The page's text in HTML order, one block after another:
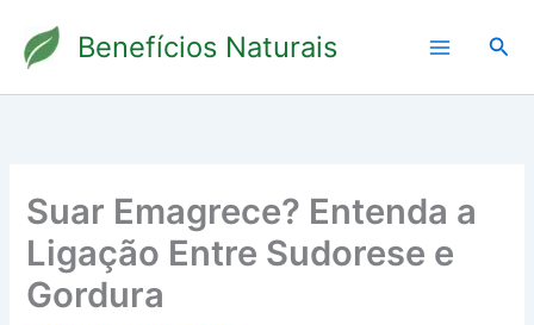
para
conteúdo
Benefícios Naturais
Suar Emagrece? Entenda a
Ligação Entre Sudorese e
Gordura